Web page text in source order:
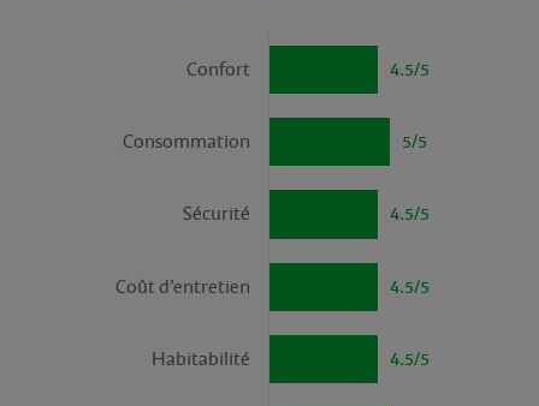
4.5/5
Confort
5/5
Consommation
4.5/5
Sécurité
4.5/5
Coût d’entretien
4.5/5
Habitabilité